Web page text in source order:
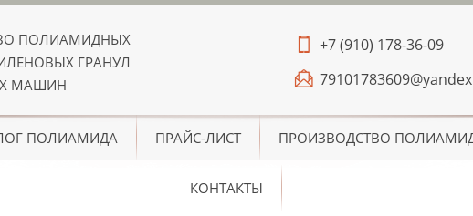
ПОЛИАМИДНЫХ
ГРАНУЛ
МАШИН
+7 (910) 178-36-09
ПОЛИАМИДА ПРАЙС-ЛИСТ ПРОИЗВОДСТВО
КОНТАКТЫ